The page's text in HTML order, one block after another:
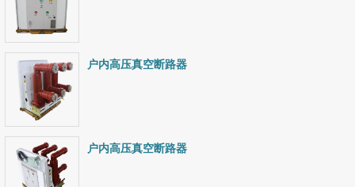
户内高压真空断路器
户内高压真空断路器